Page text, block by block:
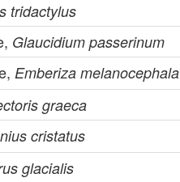
tridactylus
Glaucidium passerinum
Emberiza melanocephala
graeca
cristatus
glacialis